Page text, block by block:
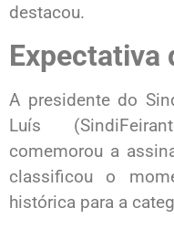
destacou.
Expectativa
A presidente do
Luís
comemorou a
classificou o
histórica para a